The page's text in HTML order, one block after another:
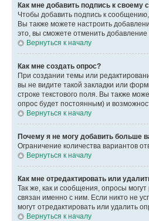
Как мне добавить подпись к своему
Чтобы добавить подпись к
Вы также можете настроить
это, вы сможете отменить
Вернуться к началу
Как мне создать опрос?
При создании темы или
вы не видите такой закладки или
строке текстового поля. Вы также
опрос будет постоянным) и
Вернуться к началу
Почему я не могу добавить больше
Ограничение количества вариантов
Вернуться к началу
Как мне отредактировать или
Так же, как и сообщения, опросы
связан именно с ним. Если никто не
могут отредактировать или удалить
Вернуться к началу